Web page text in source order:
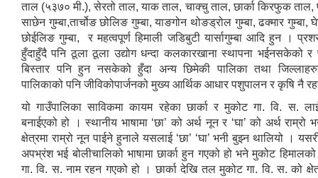
ताल (५३७० मी.), सेरतो ताल, याक ताल, चाक्चु ताल, छार्का किरफुक ताल,
साछेन गुम्बा,तार्चोङ छोलिङ गुम्बा, याङगोन थोङड्रोल गुम्बा, ढक्मार गुम्बा,
छोईलिङ गुम्बा, र महत्वपूर्ण हिमाली जडिबुटी यार्सागुम्बा आदि हुन ।
हुँदाहुँदै पनि ठूला ठूला उद्योग धन्दा कलकारखाना स्थापना भईनसकेको र
बिस्तार पनि हुन नसकेको हुँदा अन्य छिमेकी पालिका तथा
पालिकाको पनि जीविकोपार्जनको मुख्य आर्थिक आधार पशुपालन र कृषि नै
यो गाउँपालिका साविकमा कायम रहेका छार्का र मुकोट गा. वि. स.
बनाईएको हो । स्थानीय भाषामा ‘छा’ को अर्थ नून र ‘घा’ को अर्थ
क्षेत्रमा राम्रो नून पाईने हुनाले यसलाई ‘छा’ ‘घा’ भनी बुझ्न थालियो । यसरी
अपभ्रंश भई बोलीचालिको भाषामा छार्का हुन गएको हो भने मुकोट
गा. वि. स. नाम रहन गएको हो । छार्का देखि तल मुकोट गा. वि. स. को